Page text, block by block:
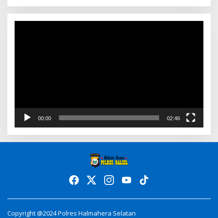
00:00 02:46
Copyright @2024 Polres Halmahera Selatan